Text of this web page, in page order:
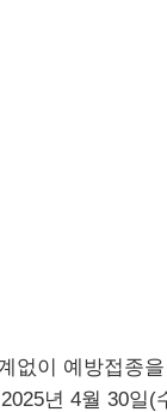
없이 예방접종
년 4월 30일(